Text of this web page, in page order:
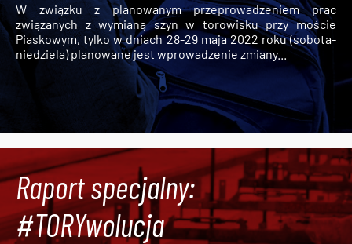
W związku z planowanym przeprowadzeniem prac
związanych z wymianą szyn w torowisku przy moście
Piaskowym, tylko w dniach 28-29 maja 2022 roku (sobota-
niedziela) planowane jest wprowadzenie zmiany...
Raport specjalny:
#TORYwolucja